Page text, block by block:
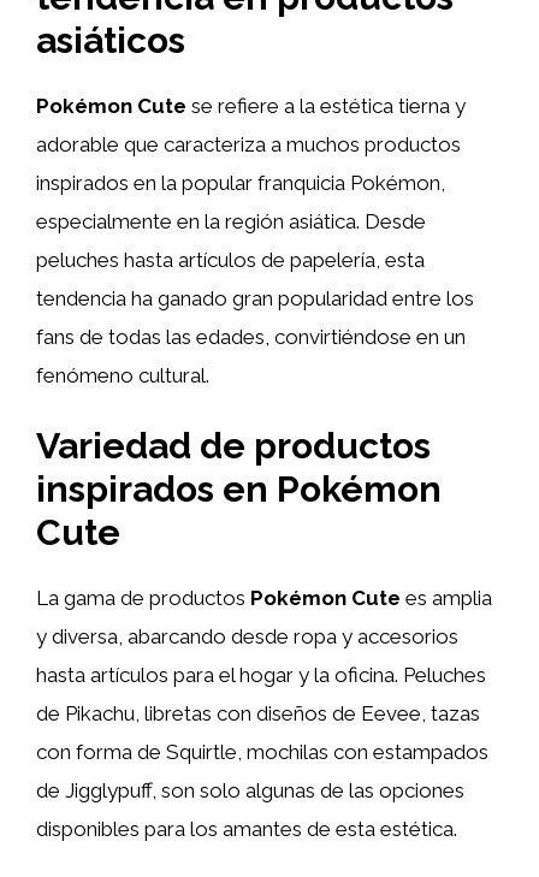
asiáticos
Pokémon Cute se refiere a la estética tierna y
adorable que caracteriza a muchos productos
inspirados en la popular franquicia Pokémon,
especialmente en la región asiática. Desde
peluches hasta artículos de papelería, esta
tendencia ha ganado gran popularidad entre los
fans de todas las edades, convirtiéndose en un
fenómeno cultural.
Variedad de productos
inspirados en Pokémon
Cute
La gama de productos Pokémon Cute es amplia
y diversa, abarcando desde ropa y accesorios
hasta artículos para el hogar y la oficina. Peluches
de Pikachu, libretas con diseños de Eevee, tazas
con forma de Squirtle, mochilas con estampados
de Jigglypuff, son solo algunas de las opciones
disponibles para los amantes de esta estética.